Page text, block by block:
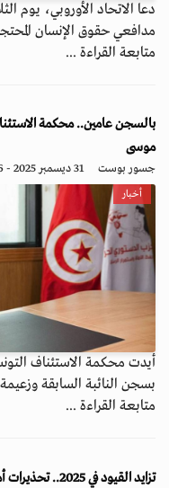
دعا الاتحاد الأوروبي، يوم
مدافعي حقوق الإنسان
متابعة القراءة ...
بالسجن عامين.. محكمة
موسى
جسور بوست 31 ديسمبر 2025 - 08:16
أخبار
أيدت محكمة الاستئناف
بسجن النائبة السابقة
متابعة القراءة ...
تزايد القيود في 2025.. تحذيرات أممية من تهميش واسع للنساء في أفغانستان